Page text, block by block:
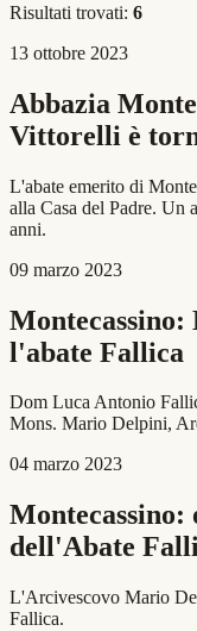
Risultati trovati: 6
13 ottobre 2023
Abbazia
Vittorelli è
L'abate emerito di
alla Casa del Padre. Un
anni.
09 marzo 2023
l'abate Fallica
Dom Luca Antonio
Mons. Mario Delpini,
04 marzo 2023
dell'Abate
L'Arcivescovo Mario
Fallica.